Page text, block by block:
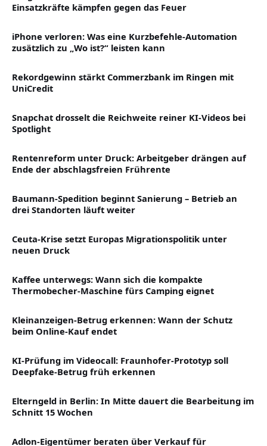
Einsatzkräfte kämpfen gegen das Feuer
iPhone verloren: Was eine Kurzbefehle-Automation
zusätzlich zu „Wo ist?“ leisten kann
Rekordgewinn stärkt Commerzbank im Ringen mit
UniCredit
Snapchat drosselt die Reichweite reiner KI-Videos bei
Spotlight
Rentenreform unter Druck: Arbeitgeber drängen auf
Ende der abschlagsfreien Frührente
Baumann-Spedition beginnt Sanierung – Betrieb an
drei Standorten läuft weiter
Ceuta-Krise setzt Europas Migrationspolitik unter
neuen Druck
Kaffee unterwegs: Wann sich die kompakte
Thermobecher-Maschine fürs Camping eignet
Kleinanzeigen-Betrug erkennen: Wann der Schutz
beim Online-Kauf endet
KI-Prüfung im Videocall: Fraunhofer-Prototyp soll
Deepfake-Betrug früh erkennen
Elterngeld in Berlin: In Mitte dauert die Bearbeitung im
Schnitt 15 Wochen
Adlon-Eigentümer beraten über Verkauf für